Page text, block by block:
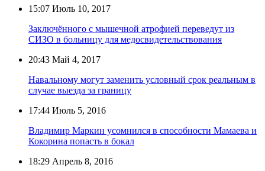
15:07 Июль 10, 2017
Заключённого с мышечной атрофией переведут из
СИЗО в больницу для медосвидетельствования
20:43 Май 4, 2017
Навальному могут заменить условный срок реальным в
случае выезда за границу
17:44 Июль 5, 2016
Владимир Маркин усомнился в способности Мамаева и
Кокорина попасть в бокал
18:29 Апрель 8, 2016